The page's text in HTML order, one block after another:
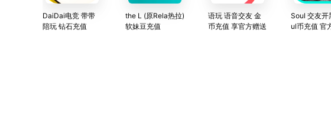
DaiDai电竞 带带
陪玩 钻石充值
the L (原Rela热拉)
软妹豆充值
语玩 语音交友 金
币充值 享官方赠送
Soul 交友开
ul币充值 官